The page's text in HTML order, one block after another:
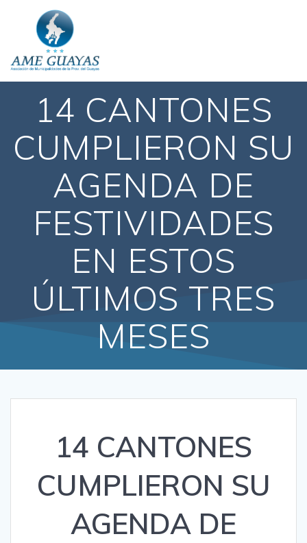
14 CANTONES
CUMPLIERON SU
AGENDA DE
FESTIVIDADES
EN ESTOS
ÚLTIMOS TRES
MESES
14 CANTONES
CUMPLIERON SU
AGENDA DE